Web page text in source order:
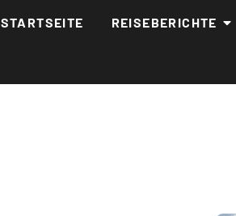
STARTSEITE REISEBERICHTE